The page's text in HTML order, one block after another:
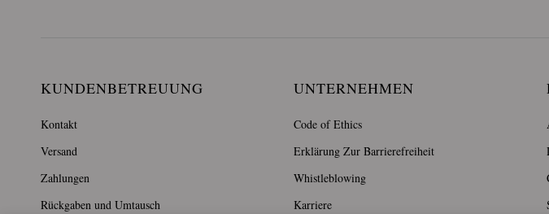
KUNDENBETREUUNG
Kontakt
Versand
Zahlungen
Rückgaben und Umtausch
UNTERNEHMEN
Code of Ethics
Erklärung Zur Barrierefreiheit
Whistleblowing
Karriere